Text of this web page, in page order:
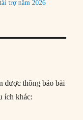
trợ năm 2026
được thông báo bài
ích khác: